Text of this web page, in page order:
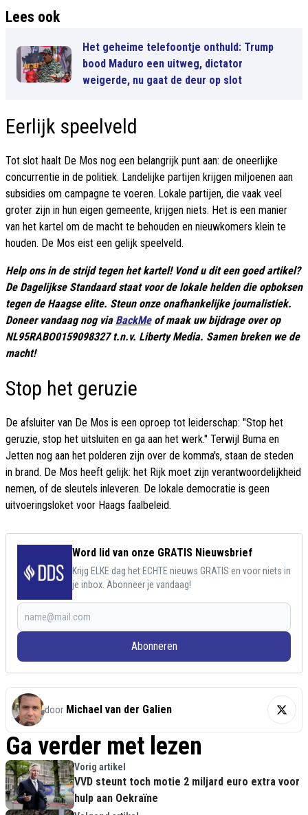
Lees ook
Het geheime telefoontje onthuld: Trump
bood Maduro een uitweg, dictator
weigerde, nu gaat de deur op slot
Eerlijk speelveld
Tot slot haalt De Mos nog een belangrijk punt aan: de oneerlijke
concurrentie in de politiek. Landelijke partijen krijgen miljoenen aan
subsidies om campagne te voeren. Lokale partijen, die vaak veel
groter zijn in hun eigen gemeente, krijgen niets. Het is een manier
van het kartel om de macht te behouden en nieuwkomers klein te
houden. De Mos eist een gelijk speelveld.
Help ons in de strijd tegen het kartel! Vond u dit een goed artikel?
De Dagelijkse Standaard staat voor de lokale helden die opboksen
tegen de Haagse elite. Steun onze onafhankelijke journalistiek.
Doneer vandaag nog via BackMeof maak uw bijdrage over op
NL95RABO0159098327 t.n.v. Liberty Media. Samen breken we de
macht!
Stop het geruzie
De afsluiter van De Mos is een oproep tot leiderschap: "Stop het
geruzie, stop het uitsluiten en ga aan het werk." Terwijl Buma en
Jetten nog aan het polderen zijn over de komma's, staan de steden
in brand. De Mos heeft gelijk: het Rijk moet zijn verantwoordelijkheid
nemen, of de sleutels inleveren. De lokale democratie is geen
uitvoeringsloket voor Haags faalbeleid.
Word lid van onze GRATIS Nieuwsbrief
Krijg ELKE dag het ECHTE nieuws GRATIS en voor niets in
je inbox. Abonneer je vandaag!
Abonneren
door Michael van der Galien
Ga verder met lezen
Vorig artikel
VVD steunt toch motie 2 miljard euro extra voor
hulp aan Oekraïne